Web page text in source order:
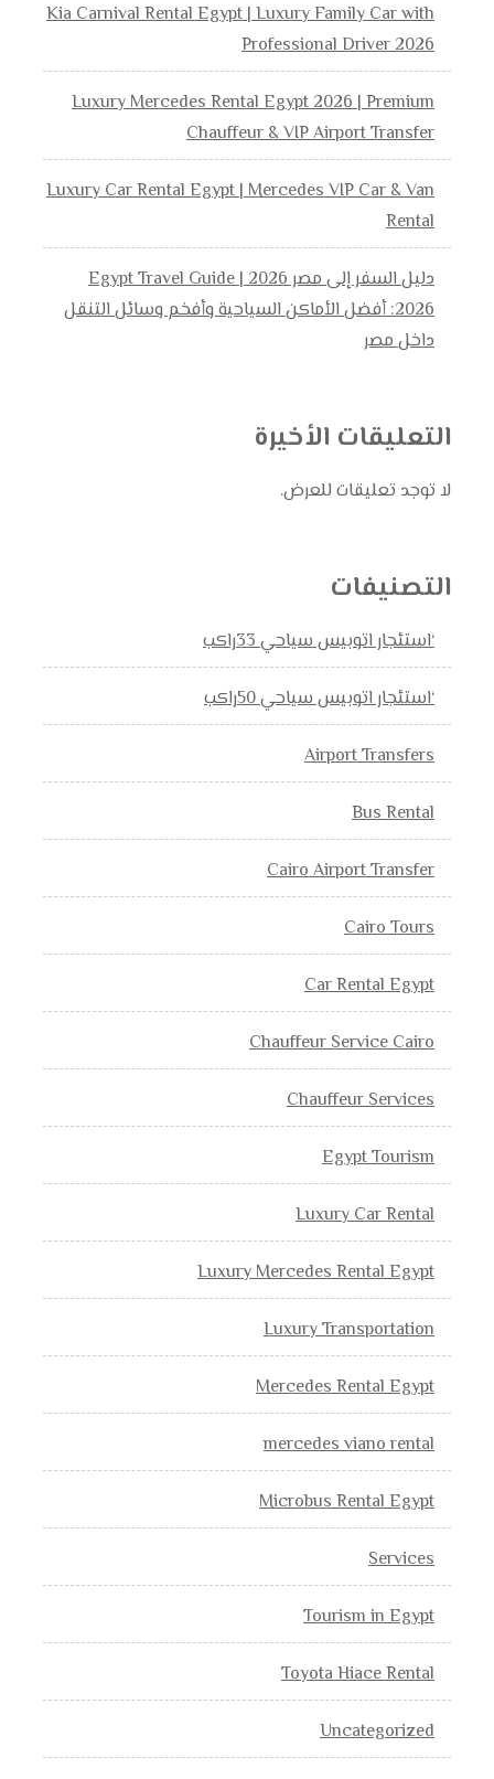
Kia Carnival Rental Egypt | Luxury Family Car with
Professional Driver 2026
Luxury Mercedes Rental Egypt 2026 | Premium
Chauffeur & VIP Airport Transfer
Luxury Car Rental Egypt | Mercedes VIP Car & Van
Rental
دليل السفر إلى مصر 2026 | Egypt Travel Guide
2026: أفضل الأماكن السياحية وأفخم وسائل التنقل
داخل مصر
التعليقات الأخيرة
لا توجد تعليقات للعرض.
التصنيفات
‘استئجار اتوبيس سياحي 33راكب
‘استئجار اتوبيس سياحي 50راكب
Airport Transfers
Bus Rental
Cairo Airport Transfer
Cairo Tours
Car Rental Egypt
Chauffeur Service Cairo
Chauffeur Services
Egypt Tourism
Luxury Car Rental
Luxury Mercedes Rental Egypt
Luxury Transportation
Mercedes Rental Egypt
mercedes viano rental
Microbus Rental Egypt
Services
Tourism in Egypt
Toyota Hiace Rental
Uncategorized